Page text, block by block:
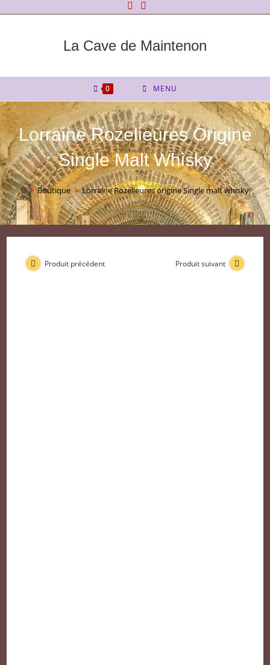
La Cave de Maintenon
0 MENU
Lorraine Rozelieures Origine
Single Malt Whisky
> Boutique > Lorraine Rozelieures origine Single malt whisky
Produit précédent Produit suivant